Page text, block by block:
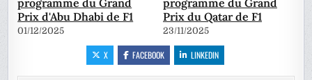
programme du Grand
Prix d'Abu Dhabi de F1
01/12/2025
programme du Grand
Prix du Qatar de F1
23/11/2025
X FACEBOOK LINKEDIN